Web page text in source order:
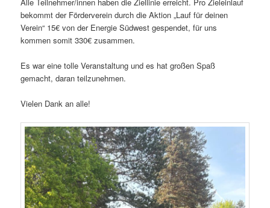
bekommt der Förderverein durch die Aktion „Lauf für deinen
Verein“ 15€ von der Energie Südwest gespendet, für uns
kommen somit 330€ zusammen.
Es war eine tolle Veranstaltung und es hat großen Spaß
gemacht, daran teilzunehmen.
Vielen Dank an alle!